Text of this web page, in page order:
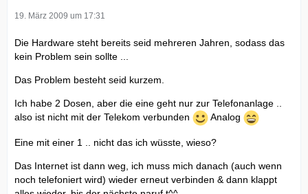
19. März 2009 um 17:31
Die Hardware steht bereits seid mehreren Jahren, sodass das
kein Problem sein sollte ...
Das Problem besteht seid kurzem.
Ich habe 2 Dosen, aber die eine geht nur zur Telefonanlage ..
also ist nicht mit der Telekom verbunden
Analog
Eine mit einer 1 .. nicht das ich wüsste, wieso?
Das Internet ist dann weg, ich muss mich danach (auch wenn
noch telefoniert wird) wieder erneut verbinden & dann klappt